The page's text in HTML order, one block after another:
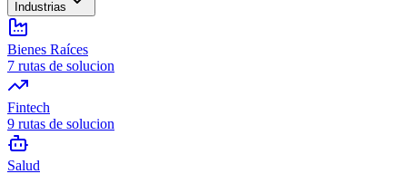
Industrias
Bienes Raíces
7 rutas de solucion
Fintech
9 rutas de solucion
Salud